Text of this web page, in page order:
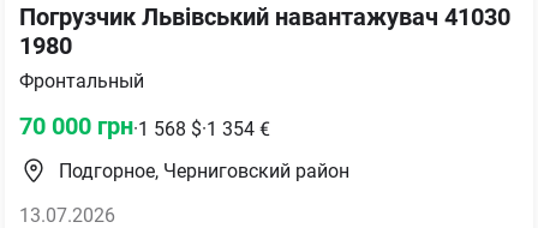
Погрузчик Львівський навантажувач 41030
1980
Фронтальный
70 000 грн·1 568 $·1 354 €
Подгорное, Черниговский район
13.07.2026